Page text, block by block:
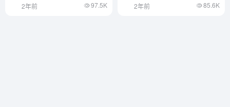
2年前 97.5K 2年前 85.6K